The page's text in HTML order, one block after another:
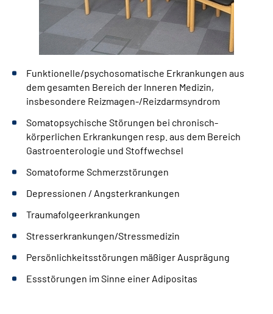
Funktionelle/psychosomatische Erkrankungen aus
dem gesamten Bereich der Inneren Medizin,
insbesondere Reizmagen-/Reizdarmsyndrom
Somatopsychische Störungen bei chronisch-
körperlichen Erkrankungen resp. aus dem Bereich
Gastroenterologie und Stoffwechsel
Somatoforme Schmerzstörungen
Depressionen / Angsterkrankungen
Traumafolgeerkrankungen
Stresserkrankungen/Stressmedizin
Persönlichkeitsstörungen mäßiger Ausprägung
Essstörungen im Sinne einer Adipositas